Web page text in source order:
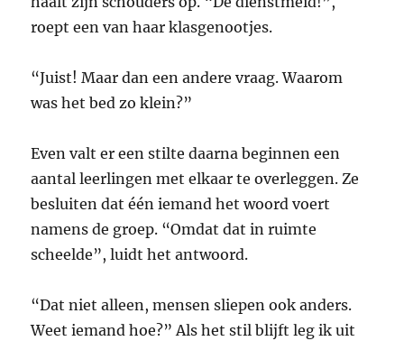
roept een van haar klasgenootjes.
“Juist! Maar dan een andere vraag. Waarom
was het bed zo klein?”
Even valt er een stilte daarna beginnen een
aantal leerlingen met elkaar te overleggen. Ze
besluiten dat één iemand het woord voert
namens de groep. “Omdat dat in ruimte
scheelde”, luidt het antwoord.
“Dat niet alleen, mensen sliepen ook anders.
Weet iemand hoe?” Als het stil blijft leg ik uit